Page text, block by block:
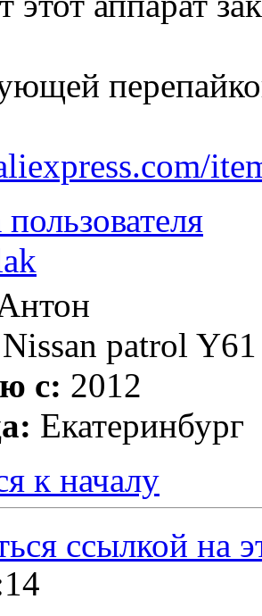
Nissan patrol
с: 2012
Екатеринбург
к началу